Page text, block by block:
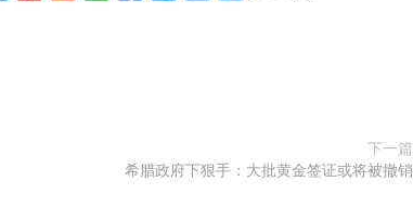
下一篇
希腊政府下狠手：大批黄金签证或将被撤销